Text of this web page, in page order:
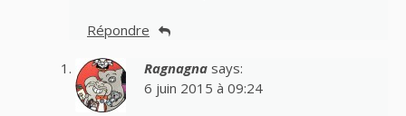
Répondre
Ragnagna says:
6 juin 2015 à 09:24